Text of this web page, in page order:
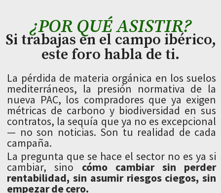
¿POR QUÉ ASISTIR?
Si trabajas en el campo ibérico,
este foro habla de ti.
La pérdida de materia orgánica en los suelos
mediterráneos, la presión normativa de la
nueva PAC, los compradores que ya exigen
métricas de carbono y biodiversidad en sus
contratos, la sequía que ya no es excepcional
— no son noticias. Son tu realidad de cada
campaña.
La pregunta que se hace el sector no es ya si
cambiar, sino cómo cambiar sin perder
rentabilidad, sin asumir riesgos ciegos, sin
empezar de cero.